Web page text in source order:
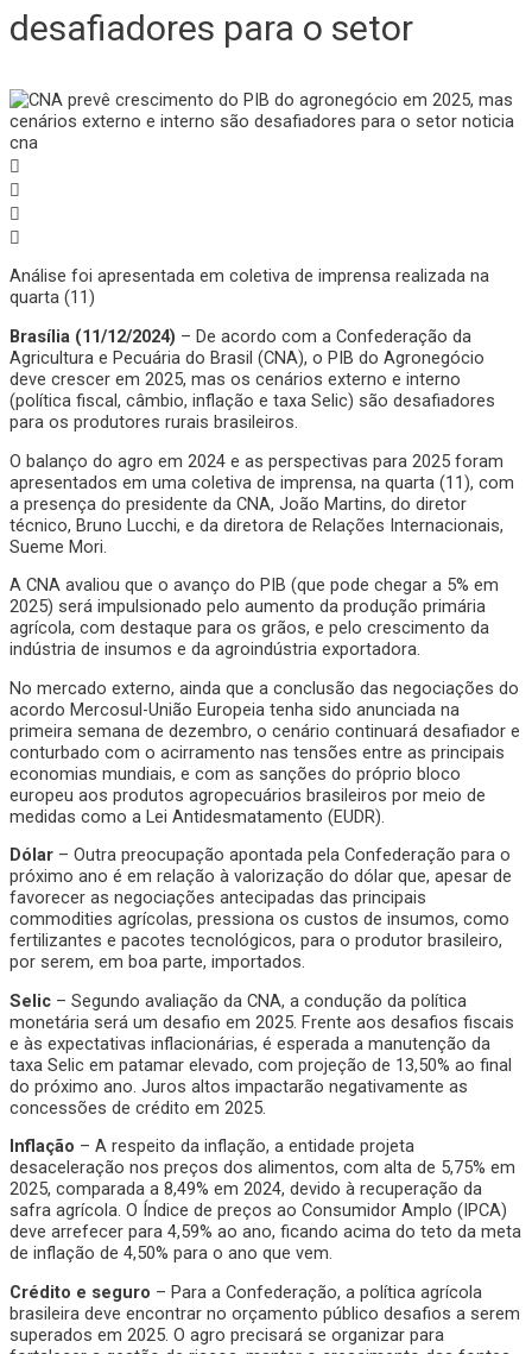
desafiadores para o setor
Análise foi apresentada em coletiva de imprensa realizada na
quarta (11)
Brasília (11/12/2024) – De acordo com a Confederação da
Agricultura e Pecuária do Brasil (CNA), o PIB do Agronegócio
deve crescer em 2025, mas os cenários externo e interno
(política fiscal, câmbio, inflação e taxa Selic) são desafiadores
para os produtores rurais brasileiros.
O balanço do agro em 2024 e as perspectivas para 2025 foram
apresentados em uma coletiva de imprensa, na quarta (11), com
a presença do presidente da CNA, João Martins, do diretor
técnico, Bruno Lucchi, e da diretora de Relações Internacionais,
Sueme Mori.
A CNA avaliou que o avanço do PIB (que pode chegar a 5% em
2025) será impulsionado pelo aumento da produção primária
agrícola, com destaque para os grãos, e pelo crescimento da
indústria de insumos e da agroindústria exportadora.
No mercado externo, ainda que a conclusão das negociações do
acordo Mercosul-União Europeia tenha sido anunciada na
primeira semana de dezembro, o cenário continuará desafiador e
conturbado com o acirramento nas tensões entre as principais
economias mundiais, e com as sanções do próprio bloco
europeu aos produtos agropecuários brasileiros por meio de
medidas como a Lei Antidesmatamento (EUDR).
Dólar – Outra preocupação apontada pela Confederação para o
próximo ano é em relação à valorização do dólar que, apesar de
favorecer as negociações antecipadas das principais
commodities agrícolas, pressiona os custos de insumos, como
fertilizantes e pacotes tecnológicos, para o produtor brasileiro,
por serem, em boa parte, importados.
Selic – Segundo avaliação da CNA, a condução da política
monetária será um desafio em 2025. Frente aos desafios fiscais
e às expectativas inflacionárias, é esperada a manutenção da
taxa Selic em patamar elevado, com projeção de 13,50% ao final
do próximo ano. Juros altos impactarão negativamente as
concessões de crédito em 2025.
Inflação – A respeito da inflação, a entidade projeta
desaceleração nos preços dos alimentos, com alta de 5,75% em
2025, comparada a 8,49% em 2024, devido à recuperação da
safra agrícola. O Índice de preços ao Consumidor Amplo (IPCA)
deve arrefecer para 4,59% ao ano, ficando acima do teto da meta
de inflação de 4,50% para o ano que vem.
Crédito e seguro – Para a Confederação, a política agrícola
brasileira deve encontrar no orçamento público desafios a serem
superados em 2025. O agro precisará se organizar para